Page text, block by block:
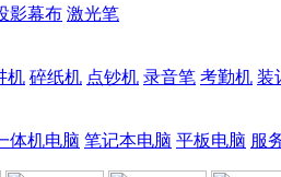
影幕布 激光笔
机 碎纸机 点钞机 录音笔 考勤机 装
体机电脑 笔记本电脑 平板电脑 服